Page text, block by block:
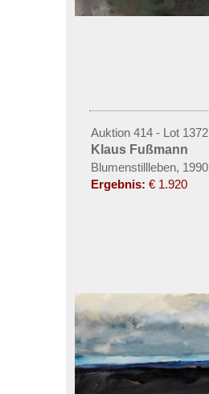
Auktion 414 - Lot 1372
Klaus Fußmann
Blumenstillleben, 1990
Ergebnis: € 1.920